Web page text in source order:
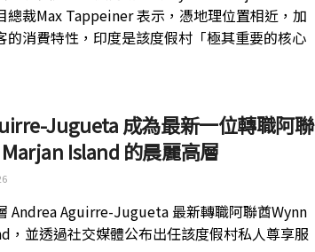
總裁Max Tappeiner 表示，憑地理位置相近，加
的消費特性，印度是該度假村「極其重要的核心
Jugueta 成為最新一位轉職阿聯
Island 的晨麗高層
Andrea Aguirre-Jugueta 最新轉職阿聯酋Wynn
，並透過社交媒體公布出任該度假村私人尊享服